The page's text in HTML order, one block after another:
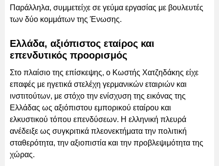
Παράλληλα, συμμετείχε σε γεύμα εργασίας με βουλευτές
των δύο κομμάτων της Ένωσης.
Ελλάδα, αξιόπιστος εταίρος και
επενδυτικός προορισμός
Στο πλαίσιο της επίσκεψης, ο Κωστής Χατζηδάκης είχε
επαφές με ηγετικά στελέχη γερμανικών εταιριών και
ινστιτούτων, με στόχο την ενίσχυση της εικόνας της
Ελλάδας ως αξιόπιστου εμπορικού εταίρου και
ελκυστικού τόπου επενδύσεων. Η ελληνική πλευρά
ανέδειξε ως συγκριτικά πλεονεκτήματα την πολιτική
σταθερότητα, την αξιοπιστία και την προβλεψιμότητα της
χώρας.